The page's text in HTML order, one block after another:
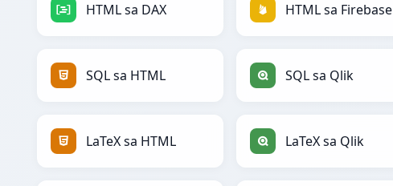
HTML sa DAX HTML sa Firebase
SQL sa HTML SQL sa Qlik
LaTeX sa HTML LaTeX sa Qlik